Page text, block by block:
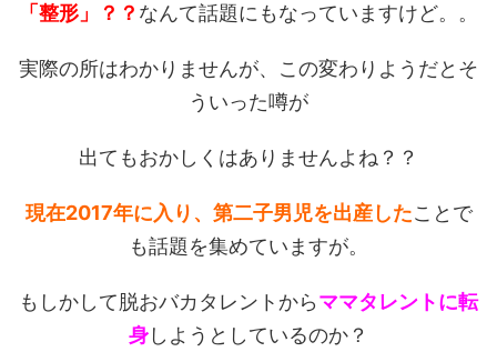
「整形」？？ なんて話題にもなっていますけど。。
実際の所はわかりませんが、この変わりようだとそ
ういった噂が
出てもおかしくはありませんよね？？
現在2017年に入り、第二子男児を出産したことで
も話題を集めていますが。
もしかして脱おバカタレントからママタレントに転
身しようとしているのか？